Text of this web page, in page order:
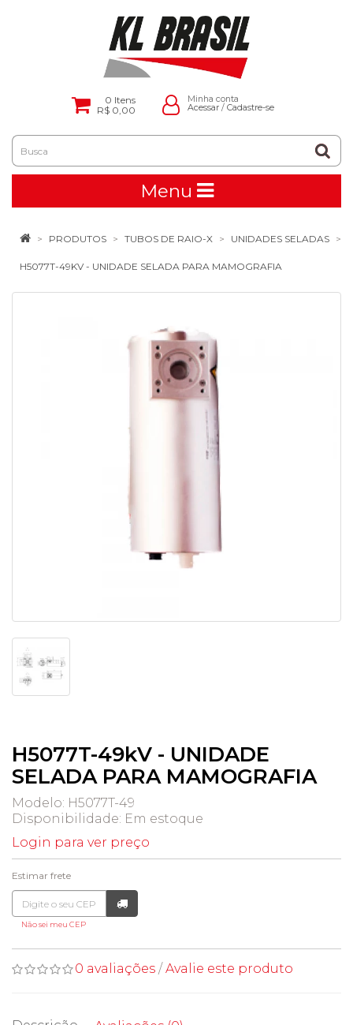
0 Itens
R$ 0,00
Minha conta
Acessar/ Cadastre-se
Menu
PRODUTOS TUBOS DE RAIO-X UNIDADES SELADAS
H5077T-49KV - UNIDADE SELADA PARA MAMOGRAFIA
H5077T-49kV - UNIDADE
SELADA PARA MAMOGRAFIA
Modelo: H5077T-49
Disponibilidade: Em estoque
Login para ver preço
Estimar frete
Não sei meu CEP
0 avaliações / Avalie este produto